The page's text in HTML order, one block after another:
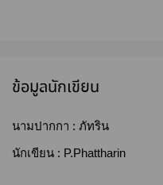
ข้อมูลนักเขียน
นามปากกา : ภัทริน
นักเขียน : P.Phattharin